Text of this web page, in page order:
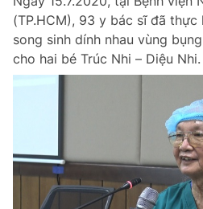
(TP.HCM), 93 y bác sĩ đã
song sinh dính nhau vùng
cho hai bé Trúc Nhi – Diệu